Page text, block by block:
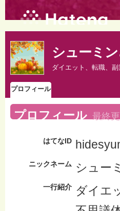
シューミ
ダイエット、転職、
プロフィール
プロフィール 最終
はてなID
ニックネーム シュー
一行紹介 ダイエ